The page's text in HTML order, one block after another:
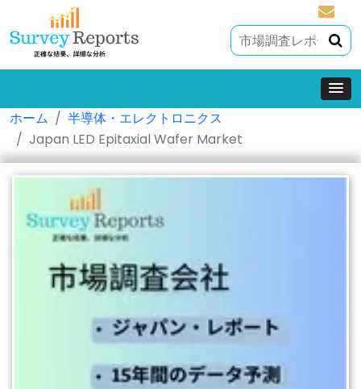
ホーム
半導体・エレクトロニクス
Japan LED Epitaxial Wafer Market